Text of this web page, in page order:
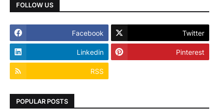
FOLLOW US
Facebook Twitter
Linkedin Pinterest
RSS
POPULAR POSTS